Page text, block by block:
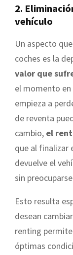
2.
vehículo
Un aspecto
coches es la
valor que
el momento en
empieza a
de reventa
cambio, el
que al finalizar
devuelve el
sin
Esto resulta
desean
renting
óptimas